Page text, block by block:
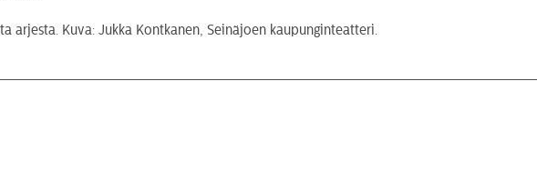
Kuva: Jukka Kontkanen, Seinäjoen kaupunginteatteri.